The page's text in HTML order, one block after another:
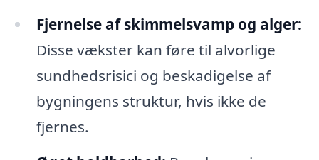
Fjernelse af skimmelsvamp og alger:
Disse vækster kan føre til alvorlige
sundhedsrisici og beskadigelse af
bygningens struktur, hvis ikke de
fjernes.